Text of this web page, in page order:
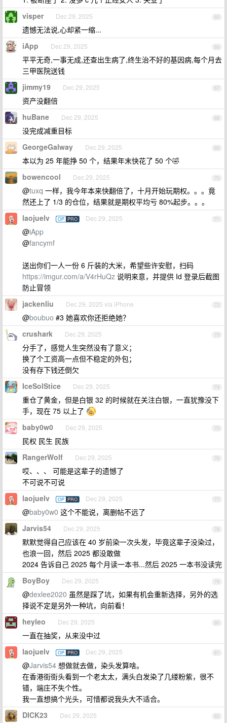
65
visper Dec 29, 2025
遗憾无法说,心却紧一缩...
66
iApp Dec 29, 2025
平平无奇,一事无成,还查出生病了,终生治不好的基因病,每个月去
三甲医院送钱
67
jimmy19 Dec 29, 2025
资产没翻倍
68
huBane Dec 29, 2025
没完成减重目标
69
GeorgeGalway Dec 29, 2025
本以为 25 年能挣 50 个，结果年末快花了 50 个🤣
70
bowencool Dec 29, 2025
@tuxq 一样，我今年本来快翻倍了，十月开始玩期权。。。竟
然还上了 1/3 的仓位，结果就是期权平均亏 80%起步。。。
71
laojuelv OP PRO Dec 29, 2025
@iApp
@fancymf
送出你们一人一份 6 斤装的大米，希望些许安慰，扫码
https://imgur.com/a/V4rHuQz 说明来意，并提供 Id 登录后截图
防止冒领
72
jackenliu Dec 29, 2025 via iPhone
@boubuo #3 她喜欢你还拒绝她？
73
crushark Dec 29, 2025
分手了，感觉人生突然没有了意义；
换了个工资高一点但不稳定的外包；
没有存下钱还倒欠
74
IceSolStice Dec 29, 2025
重仓了黄金，但是白银 32 的时候就在关注白银，一直犹豫没下
手，现在 75 以上了
75
baby0w0 Dec 29, 2025
民权 民生 民族
76
RangerWolf Dec 29, 2025
哎、、、 可能是这辈子的遗憾了
不可说不可说
77
laojuelv OP PRO Dec 29, 2025
@baby0w0 这个不能说，离删帖不远了
78
Jarvis54 Dec 29, 2025
默默觉得自己应该在 40 岁前染一次头发，毕竟这辈子没染过，
也浪一回，然后 2025 都没敢做
2024 告诉自己 2025 每个月读一本书...然后 2025 一本书没读完
79
BoyBoy Dec 29, 2025
@dexlee2020 虽然是踩了坑，如果有机会重新选择，另外的选
择说不定是另外一种坑，向前看！
80
heyleo Dec 29, 2025
一直在抽奖，从来没中过
81
laojuelv OP PRO Dec 29, 2025
@Jarvis54 想做就去做，染头发算啥。
在香港街街头看到一个老太太，满头白发染了几缕粉紫，很不
错，端庄不失个性。
我一直想搞个光头，可惜都说我头大不适合。
82
DICK23 Dec 29, 2025